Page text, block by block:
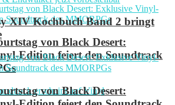
von Black Desert:
Edition feiert den Soundtrack
XIV Kochbuch Band 2 bringt
von Black Desert: